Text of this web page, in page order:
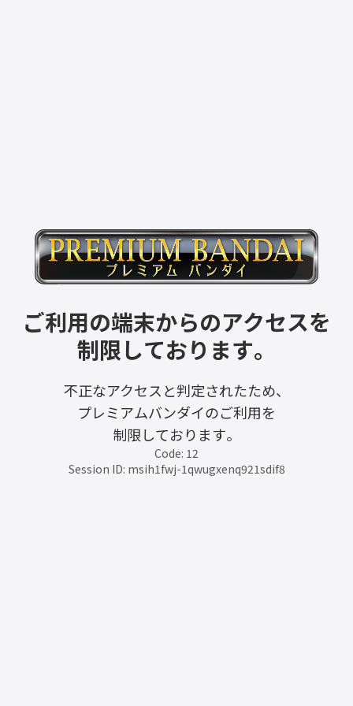
ご利用の端末からのアクセスを
制限しております。
不正なアクセスと判定されたため、
プレミアムバンダイのご利用を
制限しております。
Code: 12
Session ID: msih1fwj-1qwugxenq921sdif8